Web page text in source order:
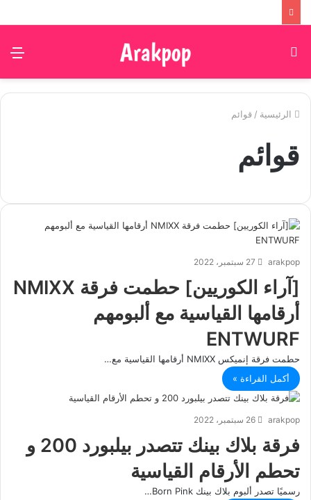
الرئيسية / قوائم
قوائم
arakpop 27 سبتمبر، 2022
[آراء الكوريين] حطمت فرقة NMIXX
أرقامها القياسية مع ألبومهم
ENTWURF
حطمت فرقة إنميكس NMIXX أرقامها القياسية مع…
أكمل القراءة »
arakpop 26 سبتمبر، 2022
فرقة بلاك بينك تتصدر بيلبورد 200 و
تحطم الأرقام القياسية
رسميًا تصدر ألبوم بلاك بينك Born Pink…